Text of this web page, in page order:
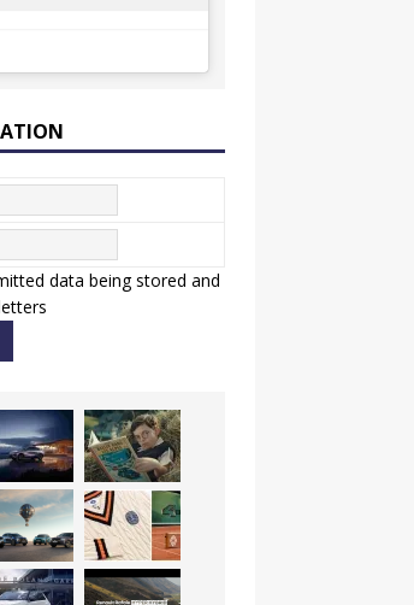
data being stored and